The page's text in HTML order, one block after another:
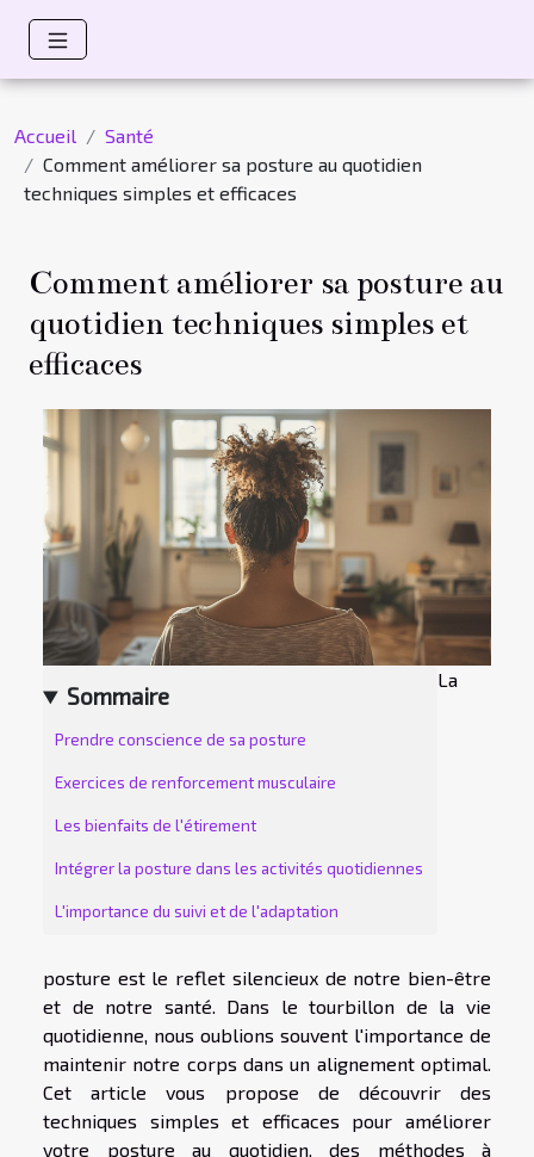
Accueil
Santé
Comment améliorer sa posture au quotidien
techniques simples et efficaces
Comment améliorer sa posture au
quotidien techniques simples et
efficaces
Sommaire
Prendre conscience de sa posture
Exercices de renforcement musculaire
Les bienfaits de l'étirement
Intégrer la posture dans les activités quotidiennes
L'importance du suivi et de l'adaptation
La
posture est le reflet silencieux de notre bien-être
et de notre santé. Dans le tourbillon de la vie
quotidienne, nous oublions souvent l'importance de
maintenir notre corps dans un alignement optimal.
Cet article vous propose de découvrir des
techniques simples et efficaces pour améliorer
votre posture au quotidien, des méthodes à